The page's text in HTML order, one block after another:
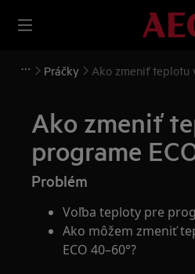
Práčky Ako zmeniť teplotu
Ako zmeniť
programe
Problém
Voľba teploty pre
Ako môžem zmeniť
ECO 40–60°?